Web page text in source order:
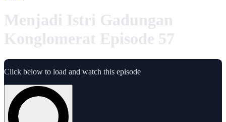
Menjadi Istri Gadungan
Konglomerat Episode 57
Click below to load and watch this episode